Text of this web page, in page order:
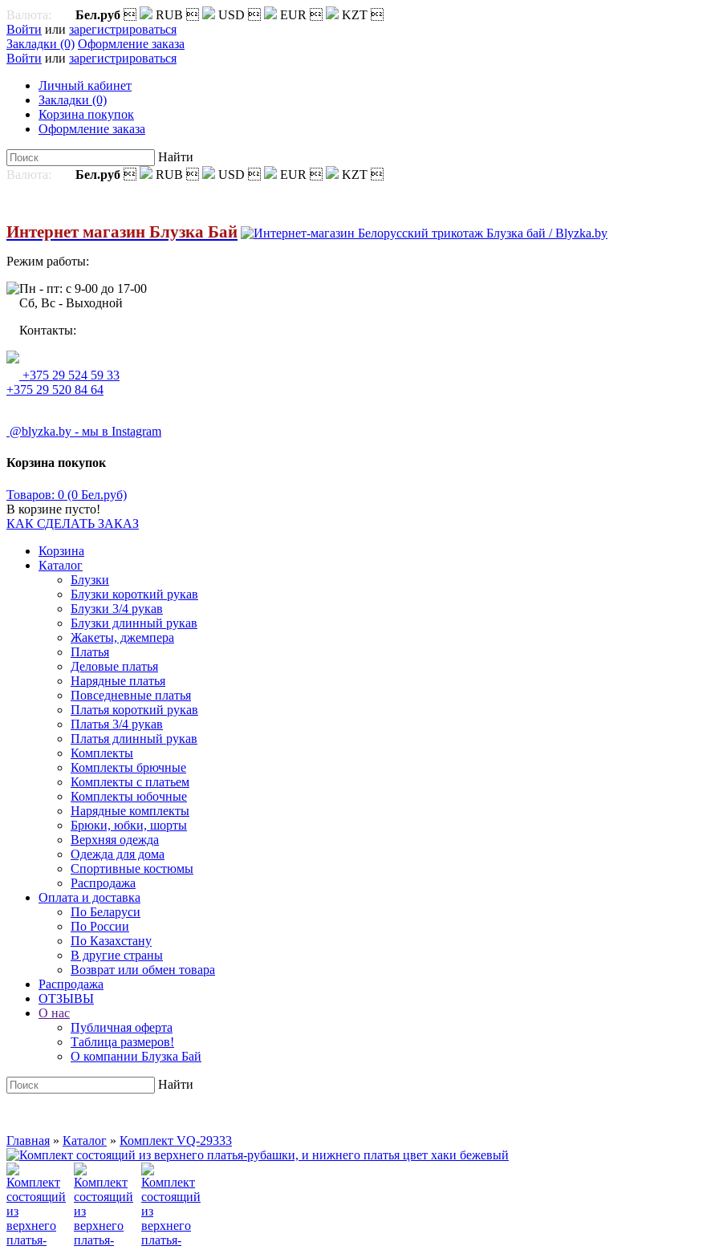
Валюта: Бел.руб  RUB  USD  EUR  KZT 
Войти или зарегистрироваться
Закладки (0) Оформление заказа
Войти или зарегистрироваться
Личный кабинет
Закладки (0)
Корзина покупок
Оформление заказа
Найти
Валюта:
Бел.руб  RUB  USD  EUR  KZT 
Интернет магазин Блузка Бай
Режим работы:
Пн - пт: с 9-00 до 17-00
Сб, Вс - Выходной
Контакты:
+375 29 524 59 33
+375 29 520 84 64
@blyzka.by - мы в Instagram
Корзина покупок
Товаров: 0 (0 Бел.руб)
В корзине пусто!
КАК СДЕЛАТЬ ЗАКАЗ
Корзина
Каталог
Блузки
Блузки короткий рукав
Блузки 3/4 рукав
Блузки длинный рукав
Жакеты, джемпера
Платья
Деловые платья
Нарядные платья
Повседневные платья
Платья короткий рукав
Платья 3/4 рукав
Платья длинный рукав
Комплекты
Комплекты брючные
Комплекты с платьем
Комплекты юбочные
Нарядные комплекты
Брюки, юбки, шорты
Верхняя одежда
Одежда для дома
Спортивные костюмы
Распродажа
Оплата и доставка
По Беларуси
По России
По Казахстану
В другие страны
Возврат или обмен товара
Распродажа
ОТЗЫВЫ
О нас
Публичная оферта
Таблица размеров!
О компании Блузка Бай
Найти
Главная » Каталог » Комплект VQ-29333